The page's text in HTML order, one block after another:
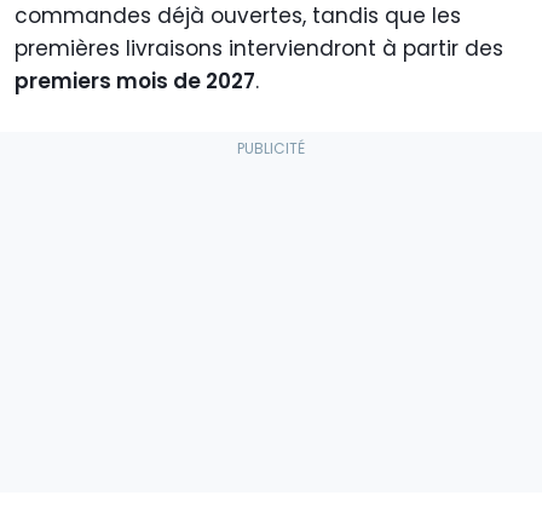
commandes déjà ouvertes, tandis que les
premières livraisons interviendront à partir des
premiers mois de 2027.